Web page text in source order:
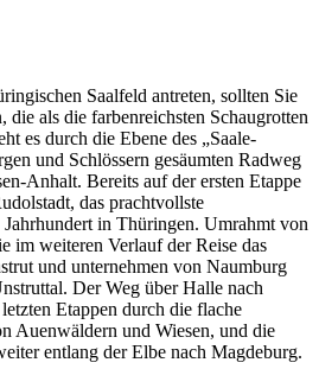
Saalfeld antreten, sollten Sie
die als die farbenreichsten Schaugrotten
es durch die Ebene des „Saale-
und Schlössern gesäumten Radweg
Anhalt. Bereits auf der ersten Etappe
das prachtvollste
Jahrhundert in Thüringen. Umrahmt von
im weiteren Verlauf der Reise das
und unternehmen von Naumburg
Der Weg über Halle nach
Etappen durch die flache
Auenwäldern und Wiesen, und die
entlang der Elbe nach Magdeburg.